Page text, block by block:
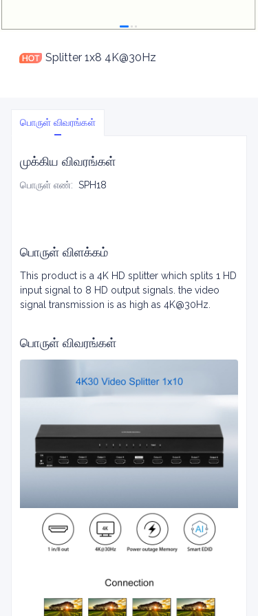
Splitter 1x8 4K@30Hz
பொருள் விவரங்கள்
முக்கிய விவரங்கள்
பொருள் எண்: SPH18
பொருள் விளக்கம்
This product is a 4K HD splitter which splits 1 HD
input signal to 8 HD output signals. the video
signal transmission is as high as 4K@30Hz.
பொருள் விவரங்கள்